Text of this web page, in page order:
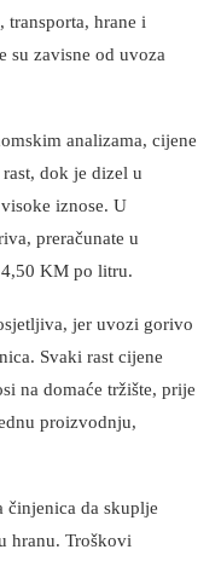
hrane i
su zavisne od uvoza
analizama, cijene
dok je dizel u
iznose. U
preračunate u
KM po litru.
jer uvozi gorivo
Svaki rast cijene
na domaće tržište, prije
proizvodnju,
činjenica da skuplje
hranu. Troškovi